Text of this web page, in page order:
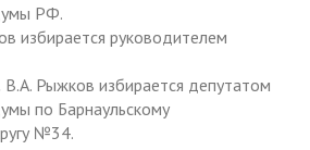
РФ.
избирается руководителем
В.А. Рыжков избирается депутатом
по Барнаульскому
№34.